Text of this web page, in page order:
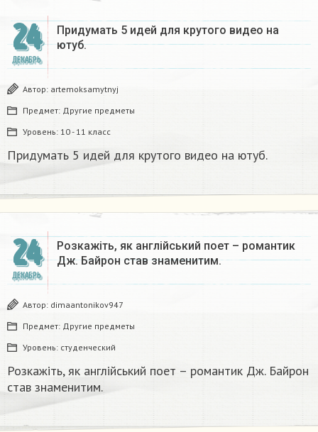
24
ДЕКАБРЬ
Придумать 5 идей для крутого видео на
ютуб.
Автор: artemoksamytnyj
Предмет: Другие предметы
Уровень: 10 - 11 класс
Придумать 5 идей для крутого видео на ютуб.
24
ДЕКАБРЬ
Розкажіть, як англійський поет – романтик
Дж. Байрон став знаменитим.​
Автор: dimaantonikov947
Предмет: Другие предметы
Уровень: студенческий
Розкажіть, як англійський поет – романтик Дж. Байрон
став знаменитим.​